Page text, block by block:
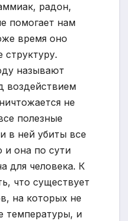
радон,
помогает нам
время оно
структуру.
называют
воздействием
не
полезные
в ней убиты все
и она по сути
для человека. К
что существует
на которых не
температуры, и